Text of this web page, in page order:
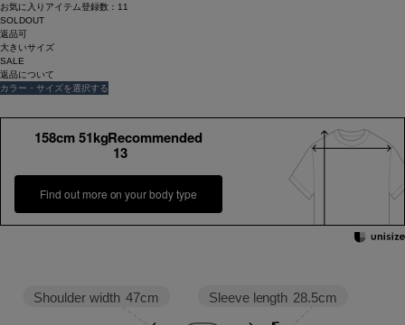
お気に入りアイテム登録数： 11
SOLDOUT
返品可
大きいサイズ
SALE
返品について
カラー・サイズを選択する
158cm 51kgRecommended
13
Find out more on your body type
Sleeve length 28.5cm
Shoulder width 47cm